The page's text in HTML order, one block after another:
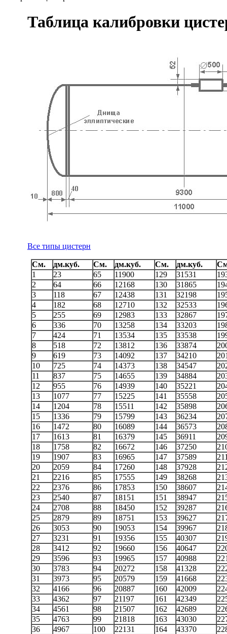
Таблица калибровки
Все типы цистерн
См. дм.куб. См. дм.куб. См. дм.куб.
1
23 65 11900 129 31531
2
64 66 12168 130 31865
3
118 67 12438 131 32198
4
182 68 12710 132 32533
5
255 69 12983 133 32867
6
336 70 13258 134 33203
7
424 71 13534 135 33538
8
518 72 13812 136 33874
9
619 73 14092 137 34210
10
725 74 14373 138 34547
11
837 75 14655 139 34884
12
955 76 14939 140 35221
13
1077 77 15225 141 35558
14
1204 78 15511 142 35898
15
1336 79 15799 143 36234
16
1472 80 16089 144 36573
17
1613 81 16379 145 36911
18
1758 82 16672 146 37250
19
1907 83 16965 147 37589
20
2059 84 17260 148 37928
21
2216 85 17555 149 38268
22
2376 86 17853 150 38607
23
2540 87 18151 151 38947
24
2708 88 18450 152 39287
25
2879 89 18751 153 39627
26
3053 90 19053 154 39967
27
3231 91 19356 155 40307
28
3412 92 19660 156 40647
29
3596 93 19965 157 40988
30
3783 94 20272 158 41328
31
3973 95 20579 159 41668
32
4166 96 20887 160 42009
33
4362 97 21197 161 42349
34
4561 98 21507 162 42689
35
4763 99 21818 163 43030
36
4967 100 22131 164 43370